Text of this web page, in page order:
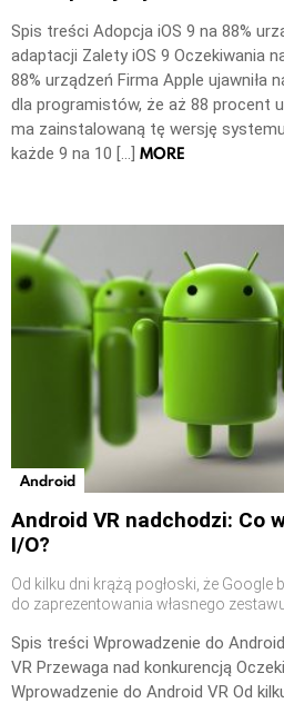
Spis treści Adopcja iOS 9 na 88%
adaptacji Zalety iOS 9 Oczekiwania
88% urządzeń Firma Apple ujawniła
dla programistów, że aż 88 procent
ma zainstalowaną tę wersję
każde 9 na 10 […] MORE
Android
Android VR nadchodzi: Co
I/O?
Od kilku dni krążą pogłoski, że
do zaprezentowania własnego
Spis treści Wprowadzenie do
VR Przewaga nad konkurencją
Wprowadzenie do Android VR Od